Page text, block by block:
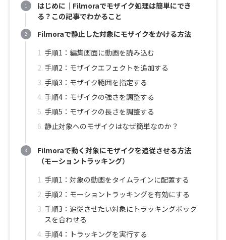
はじめに｜Filmoraでモザイク処理は簡単にでき
る？この記事でわかること
Filmoraで静止した対象にモザイクをかける方法
手順1：編集画面に動画を読み込む
手順2：モザイクエフェクトを追加する
手順3：モザイク範囲を指定する
手順4：モザイクの強さを調整する
手順5：モザイクの長さを調整する
静止対象へのモザイクはなぜ簡単なのか？
Filmoraで動く対象にモザイクを追従させる方法
（モーショントラッキング）
手順1：対象の動画をタイムラインに配置する
手順2：モーショントラッキングを有効にする
手順3：追従させたい対象にトラッキングボック
スを合わせる
手順4：トラッキングを実行する